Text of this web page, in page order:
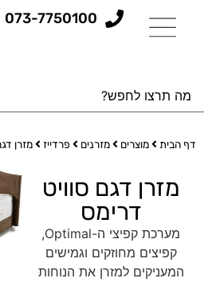
073-7750100
דף הבית מוצרים מזרנים פרדייז מזרן
מזרן דגם סוויט
דרימס
מערכת קפיצי ה-Optimal,
קפיצים מחוזקים וגמישים
המעניקים למזרן את הנוחות